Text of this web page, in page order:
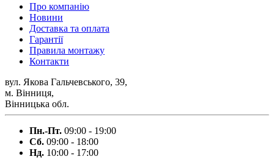
Про компанію
Новини
Доставка та оплата
Гарантії
Правила монтажу
Контакти
вул. Якова Гальчевського, 39,
м. Вінниця,
Вінницька обл.
Пн.-Пт. 09:00 - 19:00
Сб. 09:00 - 18:00
Нд. 10:00 - 17:00